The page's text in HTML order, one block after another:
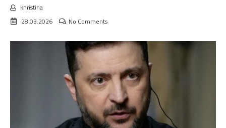
khristina
28.03.2026
No Comments